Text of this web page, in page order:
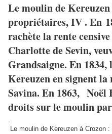
Le moulin de
propriétaires, IV . En
rachète la rente
Charlotte de Sevin,
Grandsaigne. En 1834,
Kereuzen en signent la
Savina. En 1863, Noël
droits sur le moulin
Le moulin de Kereuzen à Crozon